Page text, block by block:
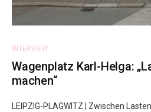
INTERVIEW
Wagenplatz Karl-Helga:
machen“
LEIPZIG-PLAGWITZ | Zwischen